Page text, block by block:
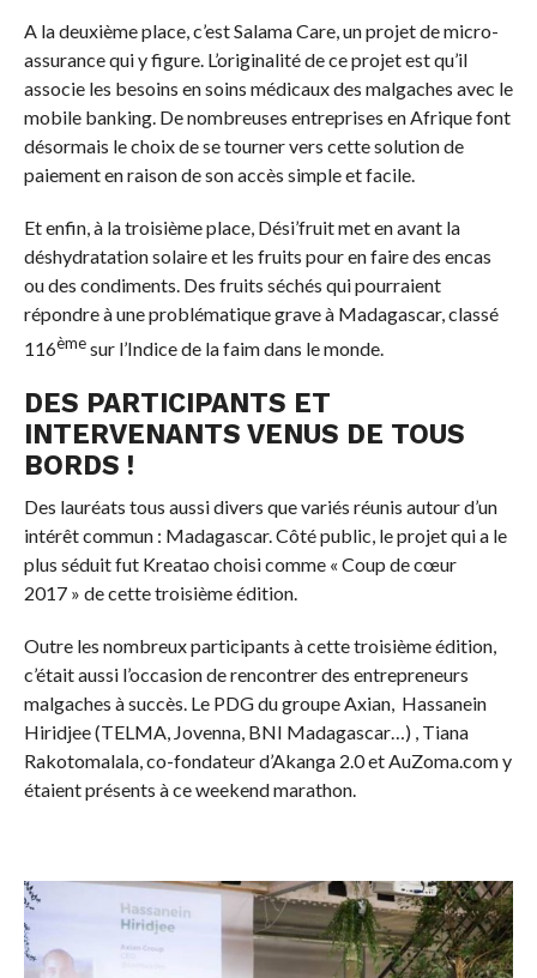
A la deuxième place, c’est Salama Care, un projet de micro-
assurance qui y figure. L’originalité de ce projet est qu’il
associe les besoins en soins médicaux des malgaches avec le
mobile banking. De nombreuses entreprises en Afrique font
désormais le choix de se tourner vers cette solution de
paiement en raison de son accès simple et facile.
Et enfin, à la troisième place, Dési’fruit met en avant la
déshydratation solaire et les fruits pour en faire des encas
ou des condiments. Des fruits séchés qui pourraient
répondre à une problématique grave à Madagascar, classé
116èmesur l’Indice de la faim dans le monde.
DES PARTICIPANTS ET
INTERVENANTS VENUS DE TOUS
BORDS !
Des lauréats tous aussi divers que variés réunis autour d’un
intérêt commun : Madagascar. Côté public, le projet qui a le
plus séduit fut Kreatao choisi comme « Coup de cœur
2017 » de cette troisième édition.
Outre les nombreux participants à cette troisième édition,
c’était aussi l’occasion de rencontrer des entrepreneurs
malgaches à succès. Le PDG du groupe Axian, Hassanein
Hiridjee (TELMA, Jovenna, BNI Madagascar…) , Tiana
Rakotomalala, co-fondateur d’Akanga 2.0 et AuZoma.com y
étaient présents à ce weekend marathon.